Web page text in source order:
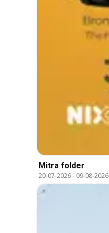
Mitra folder
20-07-2026- 09-08-2026